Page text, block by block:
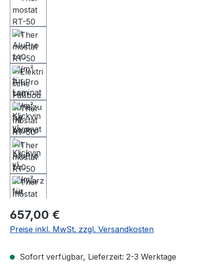
Regulärer Preis:
657,00 €
Preise inkl. MwSt. zzgl. Versandkosten
Sofort verfügbar, Lieferzeit: 2-3 Werktage